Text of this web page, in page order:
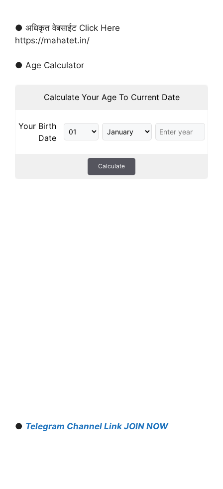
● अधिकृत वेबसाईट Click Here
https://mahatet.in/
● Age Calculator
Calculate Your Age To Current Date
Your Birth
Date
Calculate
● Telegram Channel Link JOIN NOW